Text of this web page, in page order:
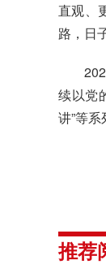
直观、
路，日
续以党
讲”等
推荐